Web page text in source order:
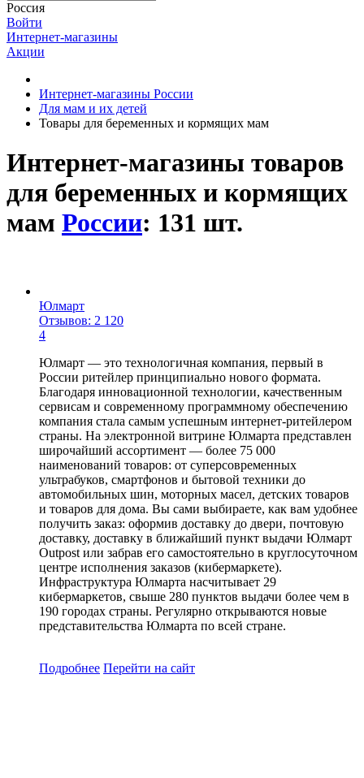
Россия
Войти
Интернет-магазины
Акции
Интернет-магазины России
Для мам и их детей
Товары для беременных и кормящих мам
Интернет-магазины товаров
для беременных и кормящих
мам России: 131 шт.
Юлмарт
Отзывов: 2 120
4
Юлмарт — это технологичная компания, первый в
России ритейлер принципиально нового формата.
Благодаря инновационной технологии, качественным
сервисам и современному программному обеспечению
компания стала самым успешным интернет-ритейлером
страны. На электронной витрине Юлмарта представлен
широчайший ассортимент — более 75 000
наименований товаров: от суперсовременных
ультрабуков, смартфонов и бытовой техники до
автомобильных шин, моторных масел, детских товаров
и товаров для дома. Вы сами выбираете, как вам удобнее
получить заказ: оформив доставку до двери, почтовую
доставку, доставку в ближайший пункт выдачи Юлмарт
Outpost или забрав его самостоятельно в круглосуточном
центре исполнения заказов (кибермаркете).
Инфраструктура Юлмарта насчитывает 29
кибермаркетов, свыше 280 пунктов выдачи более чем в
190 городах страны. Регулярно открываются новые
представительства Юлмарта по всей стране.
Подробнее Перейти на сайт